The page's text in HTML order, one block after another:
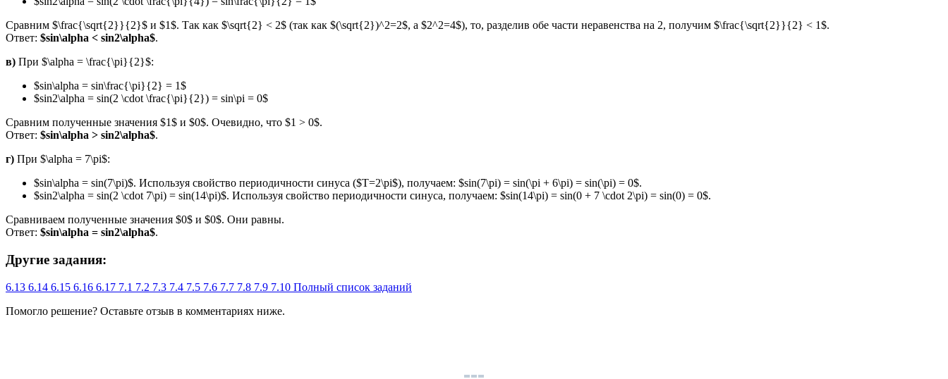
Сравним $\frac{\sqrt{2}}{2}$ и $1$. Так как $\sqrt{2} < 2$ (так как $(\sqrt{2})^2=2$, а $2^2=4$), то, разделив обе части неравенства на 2, получим $\frac{\sqrt{2}}{2} < 1$.
Ответ: $sin\alpha < sin2\alpha$.
в) При $\alpha = \frac{\pi}{2}$:
$sin\alpha = sin\frac{\pi}{2} = 1$
$sin2\alpha = sin(2 \cdot \frac{\pi}{2}) = sin\pi = 0$
Сравним полученные значения $1$ и $0$. Очевидно, что $1 > 0$.
Ответ: $sin\alpha > sin2\alpha$.
г) При $\alpha = 7\pi$:
$sin\alpha = sin(7\pi)$. Используя свойство периодичности синуса ($T=2\pi$), получаем: $sin(7\pi) = sin(\pi + 6\pi) = sin(\pi) = 0$.
$sin2\alpha = sin(2 \cdot 7\pi) = sin(14\pi)$. Используя свойство периодичности синуса, получаем: $sin(14\pi) = sin(0 + 7 \cdot 2\pi) = sin(0) = 0$.
Сравниваем полученные значения $0$ и $0$. Они равны.
Ответ: $sin\alpha = sin2\alpha$.
Другие задания:
6.13 6.14 6.15 6.16 6.17 7.1 7.2 7.3 7.4 7.5 7.6 7.7 7.8 7.9 7.10 Полный список заданий
Помогло решение? Оставьте отзыв в комментариях ниже.